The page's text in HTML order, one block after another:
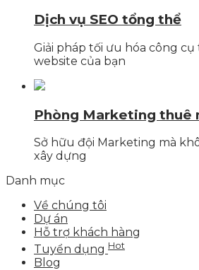
Dịch vụ SEO tổng thể
Giải pháp tối ưu hóa công
website của bạn
Phòng Marketing thuê
Sở hữu đội Marketing mà
xây dựng
Danh mục
Về chúng tôi
Dự án
Hỗ trợ khách hàng
Tuyển dụng Hot
Blog